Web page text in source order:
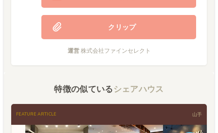
クリップ
運営 株式会社ファインセレクト
特徴の似ている シェアハウス
FEATURE ARTICLE 山手